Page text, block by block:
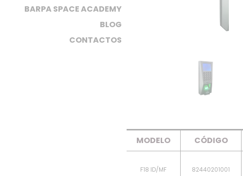
BARPA SPACE ACADEMY
BLOG
CONTACTOS
MODELO CÓDIGO
F18 ID/MF 82440201001